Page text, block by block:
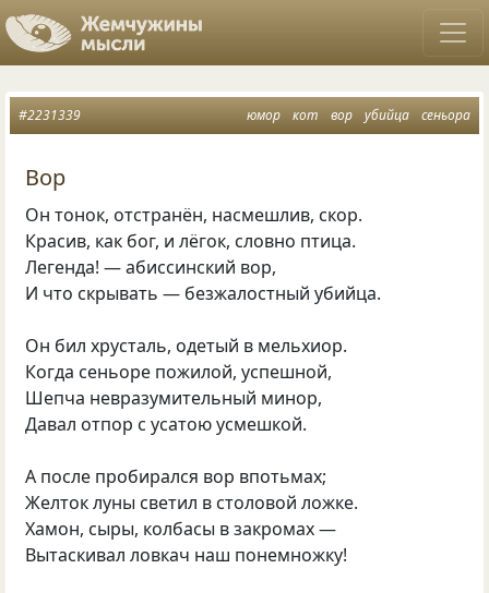
юмор кот вор убийца сеньора
#2231339
Вор
Он тонок, отстранён, насмешлив, скор.
Красив, как бог, и лёгок, словно птица.
Легенда! — абиссинский вор,
И что скрывать — безжалостный убийца.
Он бил хрусталь, одетый в мельхиор.
Когда сеньоре пожилой, успешной,
Шепча невразумительный минор,
Давал отпор с усатою усмешкой.
А после пробирался вор впотьмах;
Желток луны светил в столовой ложке.
Хамон, сыры, колбасы в закромах —
Вытаскивал ловкач наш понемножку!